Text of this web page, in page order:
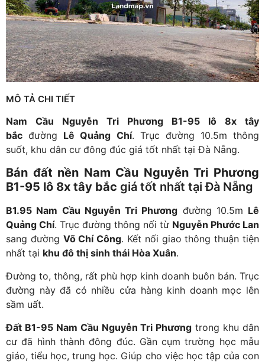
MÔ TẢ CHI TIẾT
Nam Cầu Nguyễn Tri Phương B1-95 lô 8x tây
bắc đường Lê Quảng Chí. Trục đường 10.5m thông
suốt, khu dân cư đông đúc giá tốt nhất tại Đà Nẵng.
Bán đất nền Nam Cầu Nguyễn Tri Phương
B1-95 lô 8x tây bắc giá tốt nhất tại Đà Nẵng
B1.95 Nam Cầu Nguyễn Tri Phương đường 10.5m Lê
Quảng Chí. Trục đường thông nối từ Nguyễn Phước Lan
sang đường Võ Chí Công. Kết nối giao thông thuận tiện
nhất tại khu đô thị sinh thái Hòa Xuân.
Đường to, thông, rất phù hợp kinh doanh buôn bán. Trục
đường này đã có nhiều cửa hàng kinh doanh mọc lên
sầm uất.
Đất B1-95 Nam Cầu Nguyễn Tri Phương trong khu dân
cư đã hình thành đông đúc. Gần cụm trường học mẫu
giáo, tiểu học, trung học. Giúp cho việc học tập của con